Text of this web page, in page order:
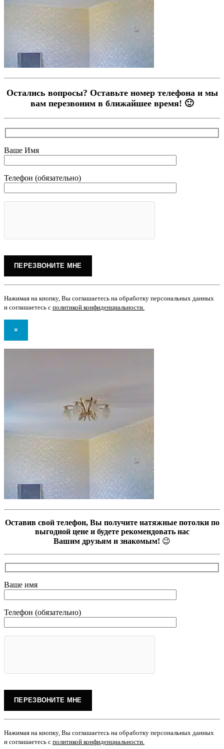
Остались вопросы? Оставьте номер телефона и мы
вам перезвоним в ближайшее время! 🙂
Ваше Имя
Телефон (обязательно)
Нажимая на кнопку, Вы соглашаетесь на обработку персональных данных
и соглашаетесь с политикой конфиденциальности
×
Оставив свой телефон, Вы получите натяжные потолки по
выгодной цене и будете рекомендовать нас
Вашим друзьям и знакомым! 😉
Ваше имя
Телефон (обязательно)
Нажимая на кнопку, Вы соглашаетесь на обработку персональных данных
и соглашаетесь с политикой конфиденциальности.